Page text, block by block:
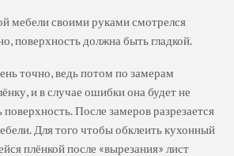
мебели своими руками смотрелся
поверхность должна быть гладкой.
точно, ведь потом по замерам
и в случае ошибки она будет не
После замеров разрезается
Для того чтобы обклеить кухонный
плёнкой после «вырезания» лист